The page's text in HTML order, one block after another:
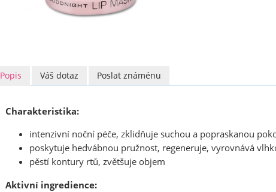
Popis Váš dotaz Poslat známénu
Charakteristika:
intenzivní noční péče, zklidňuje suchou a popraskanou
poskytuje hedvábnou pružnost, regeneruje, vyrovnává
pěstí kontury rtů, zvětšuje objem
Aktivní ingredience: